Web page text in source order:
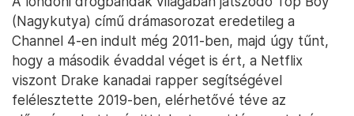
(Nagykutya) című drámasorozat eredetileg a
Channel 4-en indult még 2011-ben, majd úgy tűnt,
hogy a második évaddal véget is ért, a Netflix
viszont Drake kanadai rapper segítségével
felélesztette 2019-ben, elérhetővé téve az